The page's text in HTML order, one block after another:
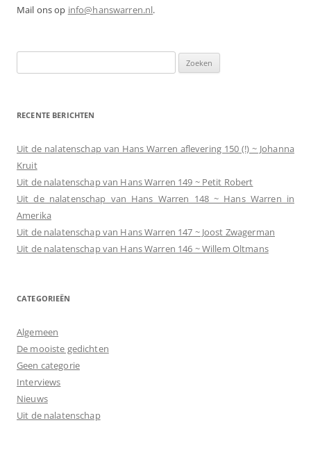
Mail ons op info@hanswarren.nl.
naar:
RECENTE BERICHTEN
Uit de nalatenschap van Hans Warren aflevering 150 (!) ~ Johanna
Kruit
Uit de nalatenschap van Hans Warren 149 ~ Petit Robert
Uit de nalatenschap van Hans Warren 148 ~ Hans Warren in
Amerika
Uit de nalatenschap van Hans Warren 147 ~ Joost Zwagerman
Uit de nalatenschap van Hans Warren 146 ~ Willem Oltmans
CATEGORIEËN
Algemeen
De mooiste gedichten
Geen categorie
Interviews
Nieuws
Uit de nalatenschap